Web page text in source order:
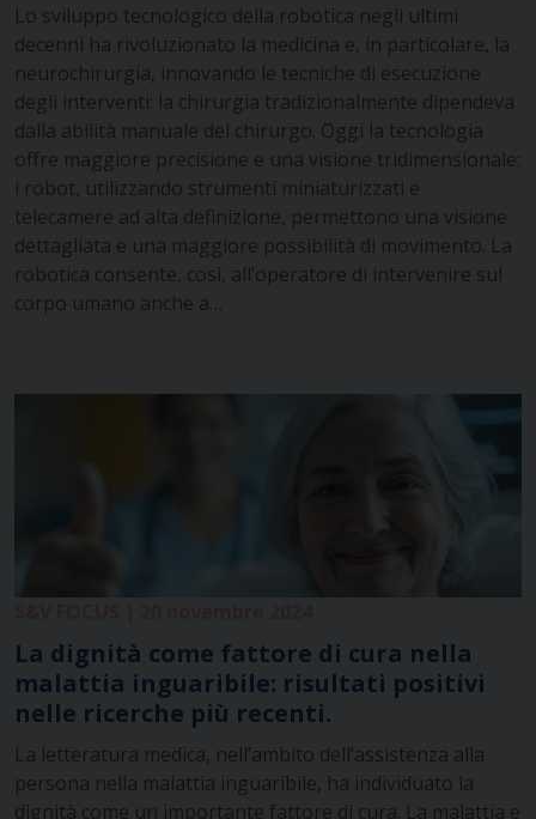
Lo sviluppo tecnologico della robotica negli ultimi
decenni ha rivoluzionato la medicina e, in particolare, la
neurochirurgia, innovando le tecniche di esecuzione
degli interventi: la chirurgia tradizionalmente dipendeva
dalla abilità manuale del chirurgo. Oggi la tecnologia
offre maggiore precisione e una visione tridimensionale:
i robot, utilizzando strumenti miniaturizzati e
telecamere ad alta definizione, permettono una visione
dettagliata e una maggiore possibilità di movimento. La
robotica consente, così, all’operatore di intervenire sul
corpo umano anche a…
La dignità come fattore di cura nella
malattia inguaribile: risultati positivi
nelle ricerche più recenti.
La letteratura medica, nell’ambito dell’assistenza alla
persona nella malattia inguaribile, ha individuato la
dignità come un importante fattore di cura. La malattia e